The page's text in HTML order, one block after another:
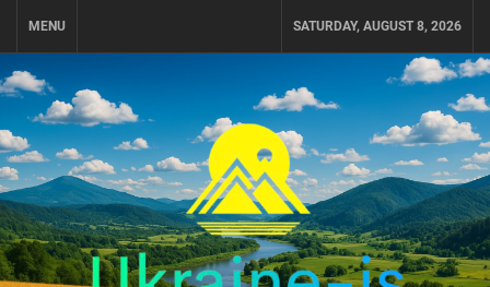
MENU SATURDAY, AUGUST 8, 2026